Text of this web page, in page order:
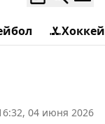
Хоккей
04 июня 2026